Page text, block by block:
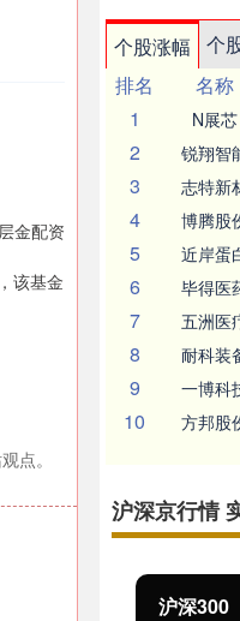
金配资
该基金
点。
个股涨幅 个
排名
名称
1
N展芯
2 锐翔智
3 志特新
4 博腾股
5 近岸蛋
6 毕得医
7 五洲医
8 耐科装
9 一博科
10 方邦股
沪深京行情
沪深300